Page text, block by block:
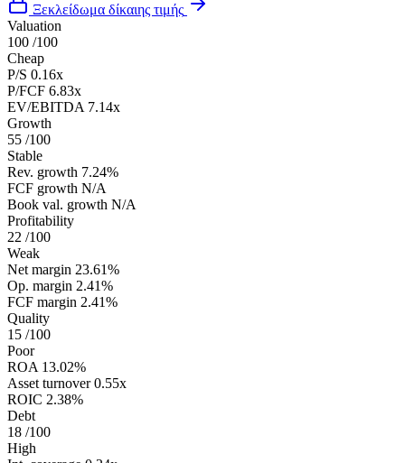
Ξεκλείδωμα δίκαιης τιμής
Valuation
100 /100
Cheap
P/S 0.16x
P/FCF 6.83x
EV/EBITDA 7.14x
Growth
55 /100
Stable
Rev. growth 7.24%
FCF growth N/A
Book val. growth N/A
Profitability
22 /100
Weak
Net margin 23.61%
Op. margin 2.41%
FCF margin 2.41%
Quality
15 /100
Poor
ROA 13.02%
Asset turnover 0.55x
ROIC 2.38%
Debt
18 /100
High